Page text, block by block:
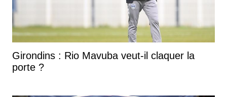
Girondins : Rio Mavuba veut-il claquer la
porte ?